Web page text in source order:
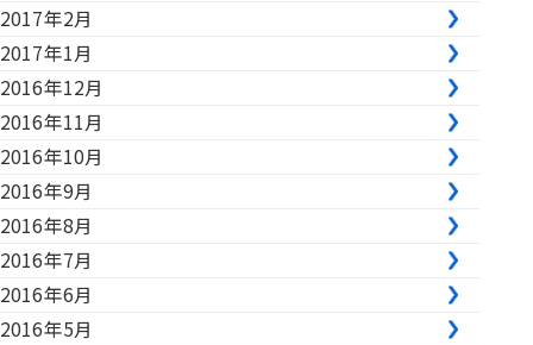
2017年2月
2017年1月
2016年12月
2016年11月
2016年10月
2016年9月
2016年8月
2016年7月
2016年6月
2016年5月